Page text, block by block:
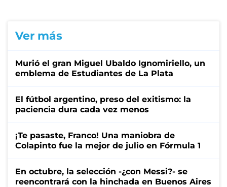
Ver más
Murió el gran Miguel Ubaldo Ignomiriello, un
emblema de Estudiantes de La Plata
El fútbol argentino, preso del exitismo: la
paciencia dura cada vez menos
¡Te pasaste, Franco! Una maniobra de
Colapinto fue la mejor de julio en Fórmula 1
En octubre, la selección -¿con Messi?- se
reencontrará con la hinchada en Buenos Aires